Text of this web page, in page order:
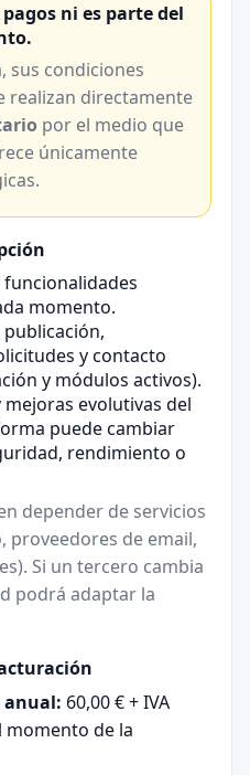
ni es parte del
sus condiciones
realizan directamente
por el medio que
únicamente
funcionalidades
momento.
y contacto
y módulos activos).
evolutivas del
puede cambiar
rendimiento o
depender de servicios
proveedores de email,
Si un tercero cambia
podrá adaptar la
anual: 60,00 € + IVA
momento de la